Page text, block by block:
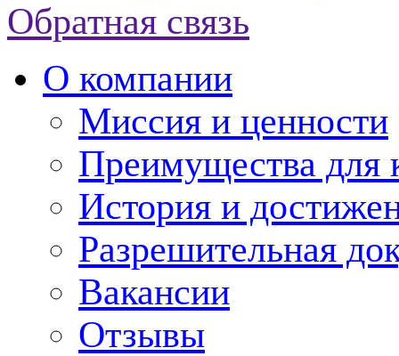
Обратная связь
О компании
Миссия и ценности
Преимущества для
История и
Разрешительная
Вакансии
Отзывы